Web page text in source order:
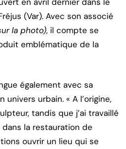
(Var). Avec son associé
la photo), il compte se
emblématique de la
également avec sa
univers urbain. « A l’origine,
tandis que j’ai travaillé
la restauration de
ouvrir un lieu qui se